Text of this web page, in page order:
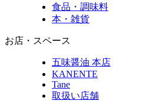
食品・調味料
本・雑貨
お店・スペース
五味醤油 本店
KANENTE
Tane
取扱い店舗